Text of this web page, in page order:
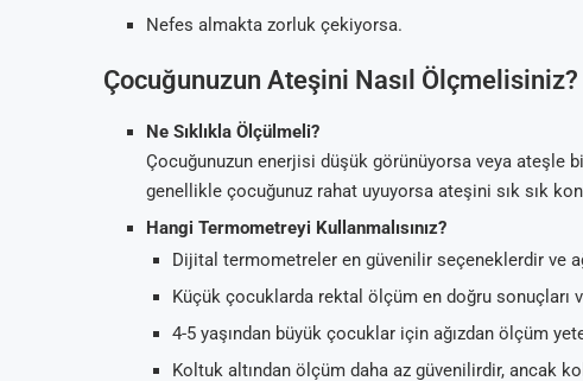
Nefes almakta zorluk çekiyorsa.
Çocuğunuzun Ateşini Nasıl Ölçmelisiniz?
Ne Sıklıkla Ölçülmeli?
Çocuğunuzun enerjisi düşük görünüyorsa veya
genellikle çocuğunuz rahat uyuyorsa ateşini sık sık
Hangi Termometreyi Kullanmalısınız?
Dijital termometreler en güvenilir seçeneklerdir ve
Küçük çocuklarda rektal ölçüm en doğru sonuçları
4-5 yaşından büyük çocuklar için ağızdan ölçüm
Koltuk altından ölçüm daha az güvenilirdir, ancak